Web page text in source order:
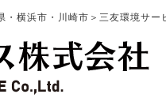
横浜市・川崎市＞三友環境サー